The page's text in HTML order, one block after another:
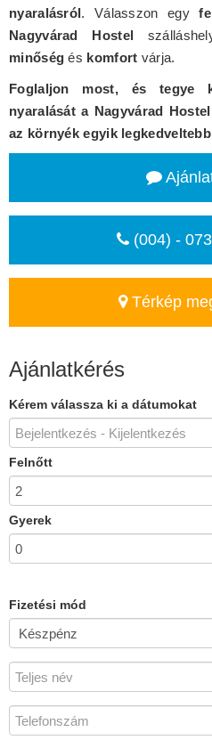
nyaralásról. Válasszon egy
Nagyvárad Hostel
minőség és komfort várja.
Foglaljon most, és tegye
nyaralását a Nagyvárad
az környék egyik
(004) -
Térkép
Ajánlatkérés
Kérem válassza ki a dátumokat
Felnőtt
Gyerek
Fizetési mód